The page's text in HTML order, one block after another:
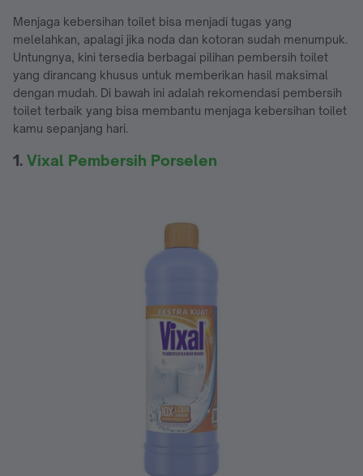
Menjaga kebersihan toilet bisa menjadi tugas yang
melelahkan, apalagi jika noda dan kotoran sudah menumpuk.
Untungnya, kini tersedia berbagai pilihan pembersih toilet
yang dirancang khusus untuk memberikan hasil maksimal
dengan mudah. Di bawah ini adalah rekomendasi pembersih
toilet terbaik yang bisa membantu menjaga kebersihan toilet
kamu sepanjang hari.
1. Vixal Pembersih Porselen